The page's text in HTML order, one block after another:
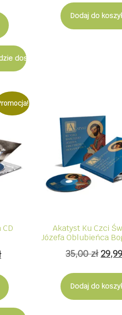
dostępny
Dodaj do
Aktualna
wynosi:
29,99 zł.
Akatyst Ku Czci
Józefa Oblubieńca
35,00zł 29,99
Dodaj do